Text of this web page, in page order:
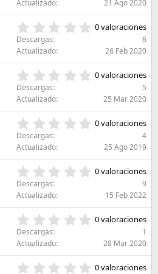
(
s
e
(
s
0
e
s
e
(
s
Actualizado
21 Ago 2020
0
0
e
s
e
(
s
0 valoraciones
Descargas
6
Actualizado
26 Feb 2020
0
0
e
s
e
(
s
0 valoraciones
Descargas
5
Actualizado
25 Mar 2020
0
0
e
s
e
(
s
0 valoraciones
Descargas
4
Actualizado
25 Ago 2019
0
0
e
s
e
0 valoraciones
Descargas
9
Actualizado
15 Feb 2022
0
0
e
0 valoraciones
Descargas
1
Actualizado
28 Mar 2020
0
0 valoraciones